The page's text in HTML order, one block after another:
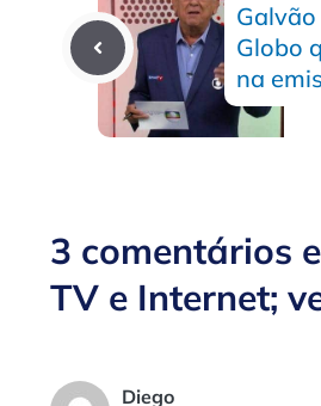
Globo
na
3 comentários
TV e Internet;
Diego